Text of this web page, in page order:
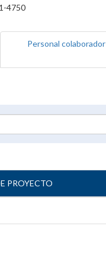
4750
Personal colaborador
PROYECTO